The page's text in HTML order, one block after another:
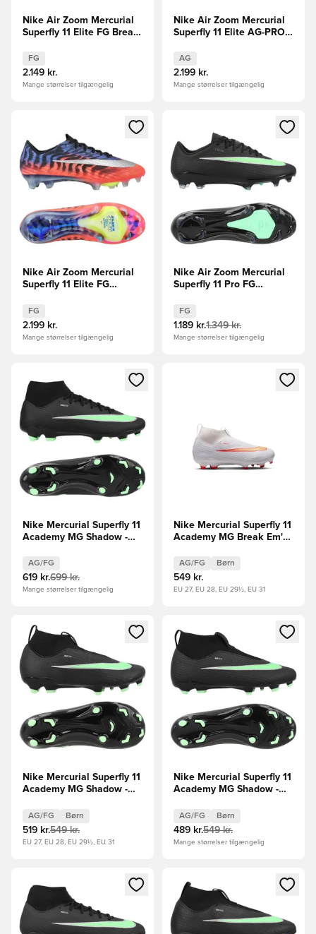
Nike Air Zoom Mercurial
Superfly 11 Elite FG Break
FG
2.149 kr.
Mange størrelser tilgængelig
Nike Air Zoom Mercurial
Superfly 11 Elite AG-PRO
LIMITED EDITION
AG
2.199 kr.
Mange størrelser tilgængelig
Åbner en Modal til at logge ind eller tilmelde dig som
Nike Air Zoom Mercurial
Superfly 11 Elite FG
LIMITED EDITION
FG
2.199 kr.
Mange størrelser tilgængelig
Åbner en Modal til at logge
Nike Air Zoom Mercurial
Superfly 11 Pro FG
FG
1.189 kr.1.349 kr.
Mange størrelser tilgængelig
Åbner en Modal til at logge ind eller tilmelde dig som
Nike Mercurial Superfly 11
Academy MG Shadow -
AG/FG
619 kr.699 kr.
Mange størrelser tilgængelig
Åbner en Modal til at logge
Nike Mercurial Superfly 11
Academy MG Break Em'
AG/FG Børn
549 kr.
EU 27, EU 28, EU 29½, EU 31
Åbner en Modal til at logge ind eller tilmelde dig som
Nike Mercurial Superfly 11
Academy MG Shadow -
AG/FG Børn
519 kr.549 kr.
EU 27, EU 28, EU 29½, EU 31
Åbner en Modal til at logge
Nike Mercurial Superfly 11
Academy MG Shadow -
AG/FG Børn
489 kr.549 kr.
Mange størrelser tilgængelig
Åbner en Modal til at logge ind eller tilmelde dig som
Åbner en Modal til at logge